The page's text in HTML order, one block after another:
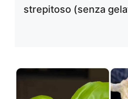
strepitoso (senza